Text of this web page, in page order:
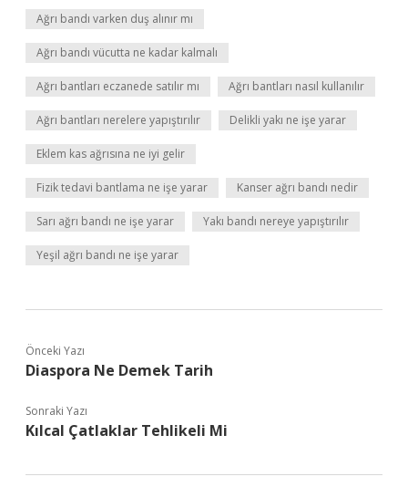
Ağrı bandı varken duş alınır mı
Ağrı bandı vücutta ne kadar kalmalı
Ağrı bantları eczanede satılır mı Ağrı bantları nasıl kullanılır
Ağrı bantları nerelere yapıştırılır Delikli yakı ne işe yarar
Eklem kas ağrısına ne iyi gelir
Fizik tedavi bantlama ne işe yarar Kanser ağrı bandı nedir
Sarı ağrı bandı ne işe yarar Yakı bandı nereye yapıştırılır
Yeşil ağrı bandı ne işe yarar
Önceki Yazı
Diaspora Ne Demek Tarih
Sonraki Yazı
Kılcal Çatlaklar Tehlikeli Mi